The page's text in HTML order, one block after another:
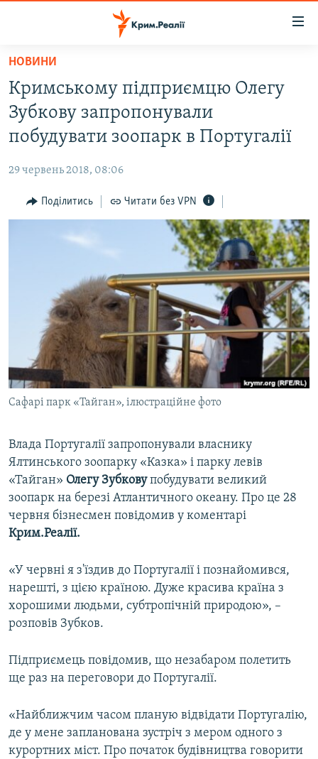
Перейти
основного
матеріалу
Перейти
до
основної
навігації
Перейти
до
ВОДА.КРИМ
ВІДЕО ТА ФОТО
БЛОГИ
ПОГЛЯД
СПЕЦПРОЕКТИ
ДЕПОРТАЦІЯ
ВІДЕОУРОКИ «ELIFBE»
СВІДЧЕННЯ ОКУПАЦІЇ
УКРАЇНСЬКА ПРОБЛЕМА КРИМУ
ІНФОГРАФІКА
ЯК ОБІЙТИ БЛОКУВАННЯ
Русский
Qırımtatar
ДОЛУЧАЙСЯ!
Усі сайти RFE/RL
НОВИНИ
Кримському підприємцю Олегу
Зубкову запропонували
побудувати зоопарк в Португалії
29 червень 2018, 08:06
Поділитись Читати без VPN
Сафарі парк «Тайган», ілюстраційне фото
Влада Португалії запропонували власнику
Ялтинського зоопарку «Казка» і парку левів
«Тайган» Олегу Зубковупобудувати великий
зоопарк на березі Атлантичного океану. Про це 28
червня бізнесмен повідомив у коментарі
Крим.Реалії.
«У червні я з'їздив до Португалії і познайомився,
нарешті, з цією країною. Дуже красива країна з
хорошими людьми, субтропічній природою», –
розповів Зубков.
Підприємець повідомив, що незабаром полетить
ще раз на переговори до Португалії.
«Найближчим часом планую відвідати Португалію,
де у мене запланована зустріч з мером одного з
курортних міст. Про початок будівництва говорити